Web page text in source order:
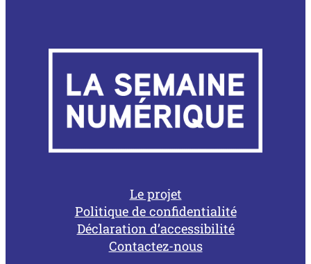
Le projet
Politique de confidentialité
Déclaration d’accessibilité
Contactez-nous